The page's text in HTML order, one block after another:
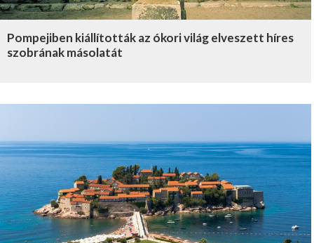
Pompejiben kiállították az ókori világ elveszett híres
szobrának másolatát